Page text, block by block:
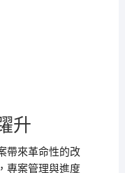
升
帶來革命性的改
專案管理與進度